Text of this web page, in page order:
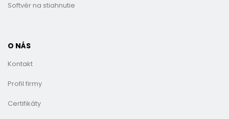
Softvér na stiahnutie
O NÁS
Kontakt
Profil firmy
Certifikáty